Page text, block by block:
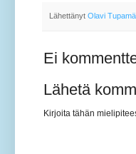
Lähettänyt Olavi
Ei
Lähetä
Kirjoita tähän